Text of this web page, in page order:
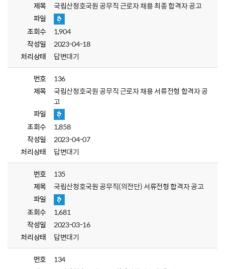
제목
국립산청호국원 공무직 근로자 채용 최종 합격자 공고
파일
조회수
1,904
작성일
2023-04-18
처리상태
답변대기
번호
136
제목
국립산청호국원 공무직 근로자 채용 서류전형 합격자 공
고
파일
조회수
1,858
작성일
2023-04-07
처리상태
답변대기
번호
135
제목
국립산청호국원 공무직(의전단) 서류전형 합격자 공고
파일
조회수
1,681
작성일
2023-03-16
처리상태
답변대기
번호
134